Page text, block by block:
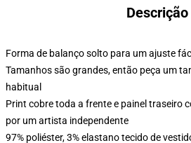
Descrição
Forma de balanço solto para um ajuste
Tamanhos são grandes, então peça um
habitual
Print cobre toda a frente e painel traseiro
por um artista independente
97% poliéster, 3% elastano tecido de